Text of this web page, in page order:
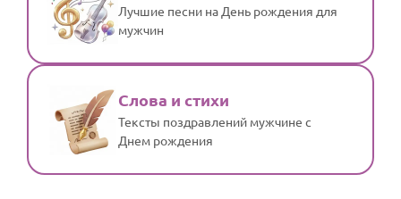
Лучшие песни на День рождения для
мужчин
Слова и стихи
Тексты поздравлений мужчине с
Днем рождения